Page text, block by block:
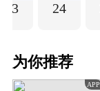
23 24
为你推荐
APP